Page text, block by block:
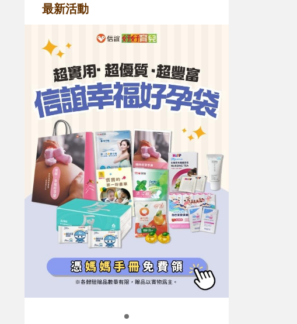
最新活動